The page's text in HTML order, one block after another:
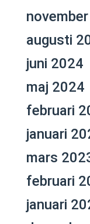
augusti
juni 2024
maj 2024
februari
januari
mars
februari
januari